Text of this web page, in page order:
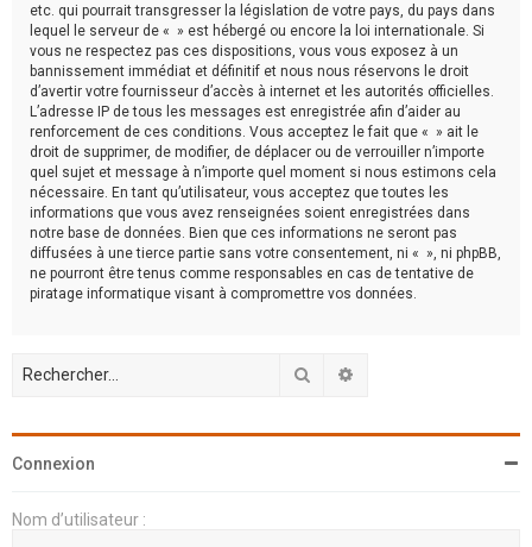
etc. qui pourrait transgresser la législation de votre pays, du pays dans
lequel le serveur de « » est hébergé ou encore la loi internationale. Si
vous ne respectez pas ces dispositions, vous vous exposez à un
bannissement immédiat et définitif et nous nous réservons le droit
d’avertir votre fournisseur d’accès à internet et les autorités officielles.
L’adresse IP de tous les messages est enregistrée afin d’aider au
renforcement de ces conditions. Vous acceptez le fait que « » ait le
droit de supprimer, de modifier, de déplacer ou de verrouiller n’importe
quel sujet et message à n’importe quel moment si nous estimons cela
nécessaire. En tant qu’utilisateur, vous acceptez que toutes les
informations que vous avez renseignées soient enregistrées dans
notre base de données. Bien que ces informations ne seront pas
diffusées à une tierce partie sans votre consentement, ni « », ni phpBB,
ne pourront être tenus comme responsables en cas de tentative de
piratage informatique visant à compromettre vos données.
Rechercher
Connexion
Nom d’utilisateur :